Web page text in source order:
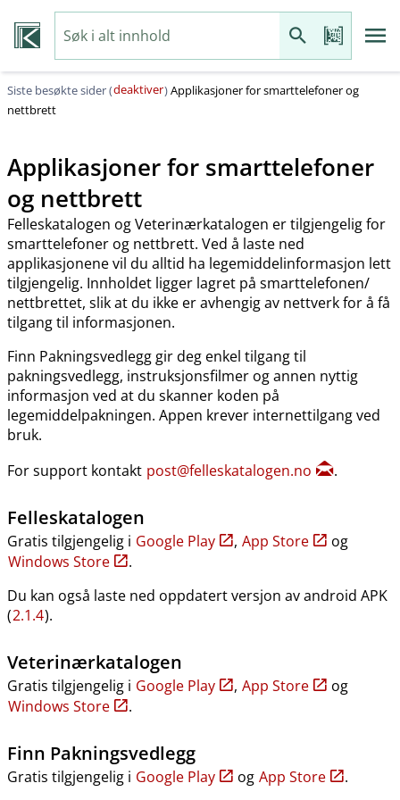
Siste besøkte sider (deaktiver)Applikasjoner for smarttelefoner og
nettbrett
Applikasjoner for smarttelefoner
og nettbrett
Felleskatalogen og Veterinærkatalogen er tilgjengelig for
smarttelefoner og nettbrett. Ved å laste ned
applikasjonene vil du alltid ha legemiddelinformasjon lett
tilgjengelig. Innholdet ligger lagret på smarttelefonen​/​
nettbrettet, slik at du ikke er avhengig av nettverk for å få
tilgang til informasjonen.
Finn Pakningsvedlegg gir deg enkel tilgang til
pakningsvedlegg, instruksjonsfilmer og annen nyttig
informasjon ved at du skanner koden på
legemiddelpakningen. Appen krever internettilgang ved
bruk.
For support kontakt post@felleskatalogen.no .
Felleskatalogen
Gratis tilgjengelig i Google Play , App Store
og
Windows Store
.
Du kan også laste ned oppdatert versjon av android APK
(2.1.4).
Veterinærkatalogen
Gratis tilgjengelig i Google Play , App Store
og
Windows Store
.
Finn Pakningsvedlegg
Gratis tilgjengelig i Google Play og App Store .